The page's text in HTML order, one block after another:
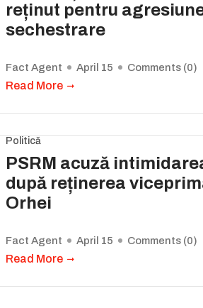
reținut pentru
sechestrare
Fact Agent April 15 Comments (0)
Read More
Politică
PSRM acuză
după reținerea
Orhei
Fact Agent April 15 Comments (0)
Read More